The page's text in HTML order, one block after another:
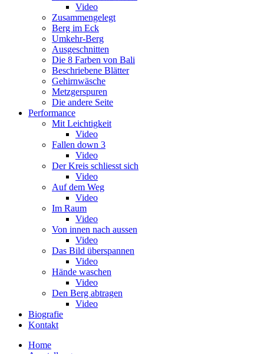
Video
Zusammengelegt
Berg im Eck
Umkehr-Berg
Ausgeschnitten
Die 8 Farben von Bali
Beschriebene Blätter
Gehirnwäsche
Metzgerspuren
Die andere Seite
Performance
Mit Leichtigkeit
Video
Fallen down 3
Video
Der Kreis schliesst sich
Video
Auf dem Weg
Video
Im Raum
Video
Von innen nach aussen
Video
Das Bild überspannen
Video
Hände waschen
Video
Den Berg abtragen
Video
Biografie
Kontakt
Home